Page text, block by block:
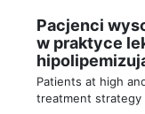
Pacjenci
w praktyce
Patients at high
treatment strategy